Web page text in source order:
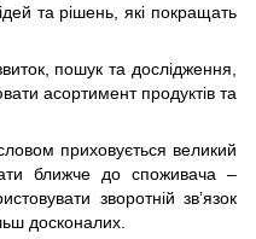
та рішень, які покращать
пошук та дослідження,
асортимент продуктів та
приховується великий
ближче до споживача –
зворотній зв’язок
досконалих.